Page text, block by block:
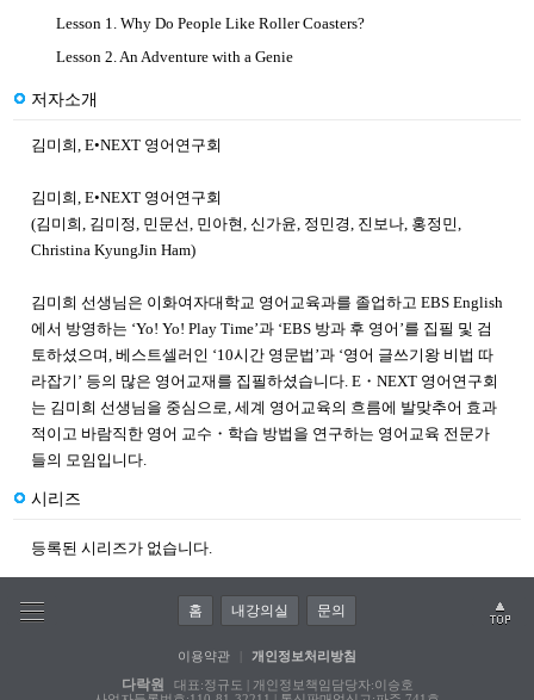
Lesson 1. Why Do People Like Roller Coasters?
Lesson 2. An Adventure with a Genie
저자소개
김미희, E•NEXT 영어연구회
김미희, E•NEXT 영어연구회
(김미희, 김미정, 민문선, 민아현, 신가윤, 정민경, 진보나, 홍정민,
Christina KyungJin Ham)
김미희 선생님은 이화여자대학교 영어교육과를 졸업하고 EBS English
에서 방영하는 ‘Yo! Yo! Play Time’과 ‘EBS 방과 후 영어’를 집필 및 검
토하셨으며, 베스트셀러인 ‘10시간 영문법’과 ‘영어 글쓰기왕 비법 따
라잡기’ 등의 많은 영어교재를 집필하셨습니다. E・NEXT 영어연구회
는 김미희 선생님을 중심으로, 세계 영어교육의 흐름에 발맞추어 효과
적이고 바람직한 영어 교수・학습 방법을 연구하는 영어교육 전문가
들의 모임입니다.
시리즈
등록된 시리즈가 없습니다.
홈 내강의실 문의
이용약관 개인정보처리방침
다락원
대표:정규도 | 개인정보책임담당자:이승호